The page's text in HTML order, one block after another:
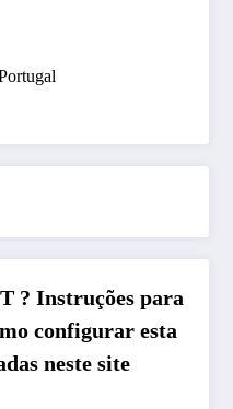
? Instruções para
configurar esta
neste site